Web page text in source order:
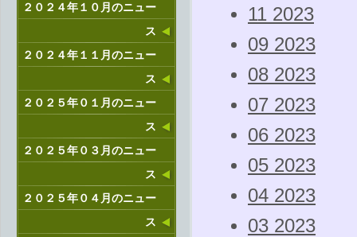
２０２４年１０月のニュー
ス
２０２４年１１月のニュー
ス
２０２５年０１月のニュー
ス
２０２５年０３月のニュー
ス
２０２５年０４月のニュー
ス
11 2023
09 2023
08 2023
07 2023
06 2023
05 2023
04 2023
03 2023